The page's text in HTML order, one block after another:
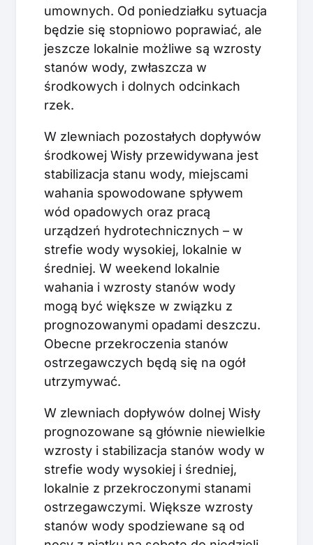
umownych. Od poniedziałku sytuacja
będzie się stopniowo poprawiać, ale
jeszcze lokalnie możliwe są wzrosty
stanów wody, zwłaszcza w
środkowych i dolnych odcinkach
rzek.
W zlewniach pozostałych dopływów
środkowej Wisły przewidywana jest
stabilizacja stanu wody, miejscami
wahania spowodowane spływem
wód opadowych oraz pracą
urządzeń hydrotechnicznych – w
strefie wody wysokiej, lokalnie w
średniej. W weekend lokalnie
wahania i wzrosty stanów wody
mogą być większe w związku z
prognozowanymi opadami deszczu.
Obecne przekroczenia stanów
ostrzegawczych będą się na ogół
utrzymywać.
W zlewniach dopływów dolnej Wisły
prognozowane są głównie niewielkie
wzrosty i stabilizacja stanów wody w
strefie wody wysokiej i średniej,
lokalnie z przekroczonymi stanami
ostrzegawczymi. Większe wzrosty
stanów wody spodziewane są od